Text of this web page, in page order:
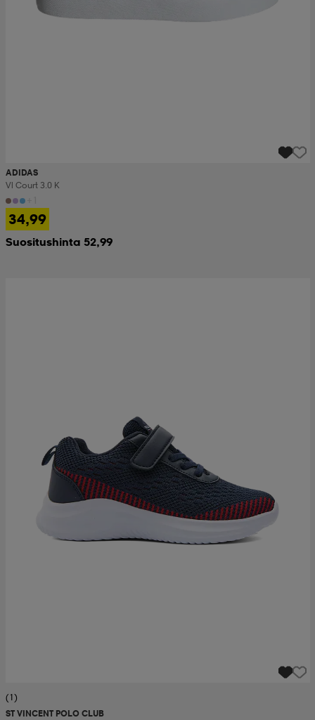
ADIDAS
Vl Court 3.0 K
34,99
Suositushinta 52,99
(1)
ST VINCENT POLO CLUB